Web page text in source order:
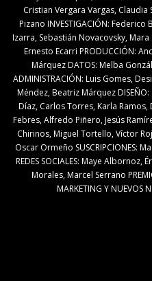
Cristian Vergara Vargas, Claudia
Pizano INVESTIGACIÓN: Federico
Izarra, Sebastián Novacovsky,
Ernesto Ecarri PRODUCCIÓN:
Márquez DATOS: Melba
ADMINISTRACIÓN: Luis Gomes,
Méndez, Beatriz Márquez
Díaz, Carlos Torres, Karla Ramos,
Febres, Alfredo Piñero, Jesús
Chirinos, Miguel Tortello, Víctor
Oscar Ormeño SUSCRIPCIONES:
REDES SOCIALES: Maye
Morales, Marcel Serrano
MARKETING Y NUEVOS